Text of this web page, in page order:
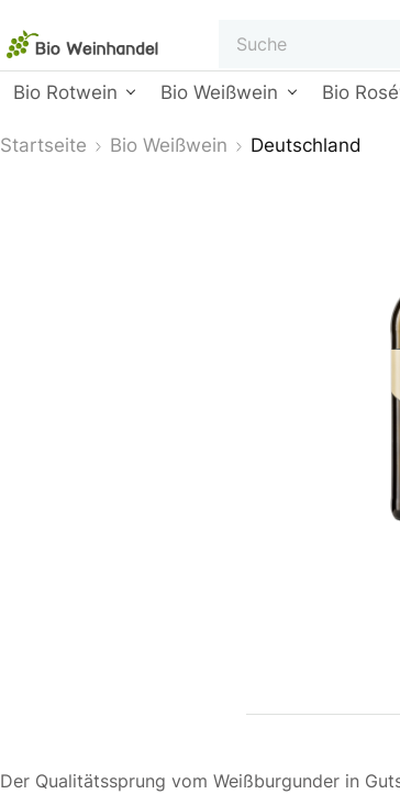
Bio Rotwein Bio Weißwein Bio
Startseite Bio Weißwein Deutschland
Der Qualitätssprung vom Weißburgunder in